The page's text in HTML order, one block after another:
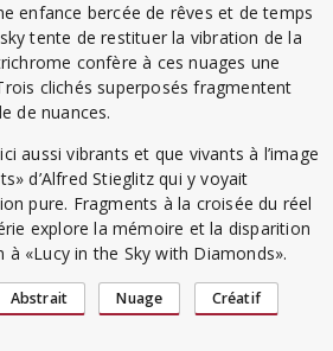
enfance bercée de rêves et de temps
tente de restituer la vibration de la
confère à ces nuages une
clichés superposés fragmentent
de nuances.
aussi vibrants et que vivants à l’image
d’Alfred Stieglitz qui y voyait
pure. Fragments à la croisée du réel
explore la mémoire et la disparition
«Lucy in the Sky with Diamonds».
Abstrait Nuage Créatif